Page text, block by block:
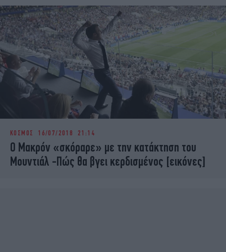
ΚΟΣΜΟΣ 16/07/2018 21:14
Ο Μακρόν «σκόραρε» με την κατάκτηση του
Μουντιάλ -Πώς θα βγει κερδισμένος [εικόνες]